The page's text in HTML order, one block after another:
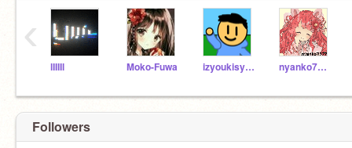
lIIIIl Moko-Fuwa izyoukisyou nyanko7777
‹
Followers